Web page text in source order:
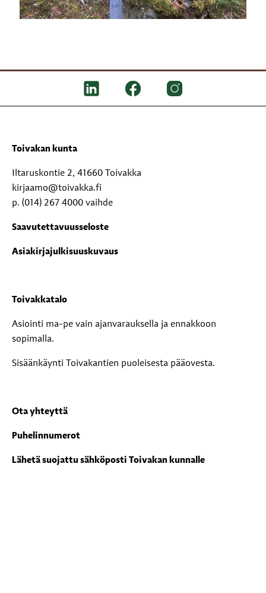
Toivakan kunta
Iltaruskontie 2, 41660 Toivakka
kirjaamo@toivakka.fi
p. (014) 267 4000 vaihde
Saavutettavuusseloste
Asiakirjajulkisuuskuvaus
Toivakkatalo
Asiointi ma-pe vain ajanvarauksella ja ennakkoon
sopimalla.
Sisäänkäynti Toivakantien puoleisesta pääovesta.
Ota yhteyttä
Puhelinnumerot
Lähetä suojattu sähköposti Toivakan kunnalle